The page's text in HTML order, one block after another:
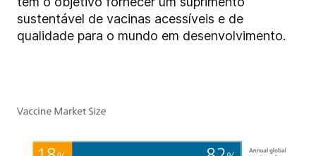
sustentável de vacinas acessíveis e de
qualidade para o mundo em desenvolvimento.